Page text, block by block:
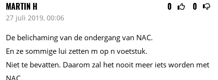
0 0
MARTIN H
27 juli 2019, 00:06
De belichaming van de ondergang van NAC.
En ze sommige lui zetten m op n voetstuk.
Niet te bevatten. Daarom zal het nooit meer iets worden met